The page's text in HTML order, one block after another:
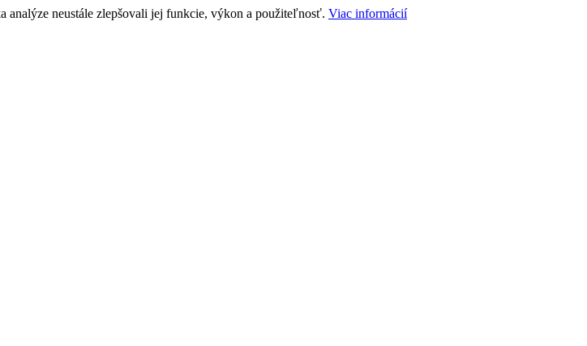
analýze neustále zlepšovali jej funkcie, výkon a použiteľnosť. Viac informácií